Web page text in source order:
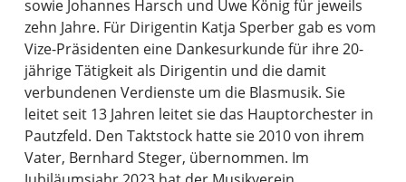
sowie Johannes Harsch und Uwe König für jeweils
zehn Jahre. Für Dirigentin Katja Sperber gab es vom
Vize-Präsidenten eine Dankesurkunde für ihre 20-
jährige Tätigkeit als Dirigentin und die damit
verbundenen Verdienste um die Blasmusik. Sie
leitet seit 13 Jahren leitet sie das Hauptorchester in
Pautzfeld. Den Taktstock hatte sie 2010 von ihrem
Vater, Bernhard Steger, übernommen. Im